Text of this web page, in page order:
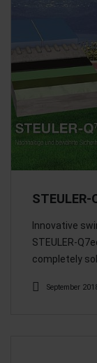
STEULER-
Innovative
STEULER-
completely
September